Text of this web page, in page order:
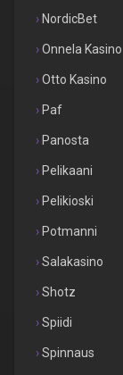
NordicBet
Onnela Kasino
Otto Kasino
Paf
Panosta
Pelikaani
Pelikioski
Potmanni
Salakasino
Shotz
Spiidi
Spinnaus